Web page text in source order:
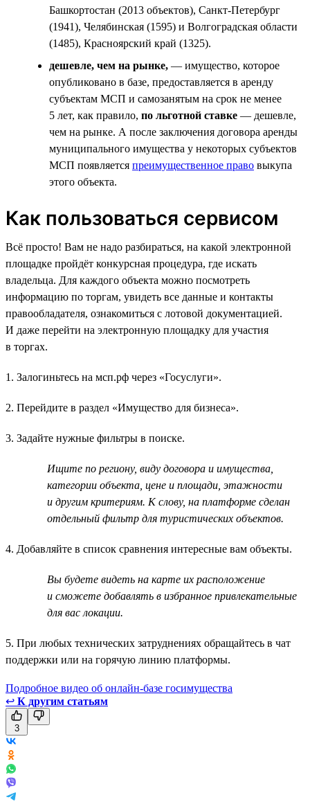
Башкортостан (2013 объектов), Санкт-Петербург
(1941), Челябинская (1595) и Волгоградская области
(1485), Красноярский край (1325).
дешевле, чем на рынке, — имущество, которое
опубликовано в базе, предоставляется в аренду
субъектам МСП и самозанятым на срок не менее
5 лет, как правило, по льготной ставке — дешевле,
чем на рынке. А после заключения договора аренды
муниципального имущества у некоторых субъектов
МСП появляется преимущественное право выкупа
этого объекта.
Как пользоваться сервисом
Всё просто! Вам не надо разбираться, на какой электронной
площадке пройдёт конкурсная процедура, где искать
владельца. Для каждого объекта можно посмотреть
информацию по торгам, увидеть все данные и контакты
правообладателя, ознакомиться с лотовой документацией.
И даже перейти на электронную площадку для участия
в торгах.
1. Залогиньтесь на мсп.рф через «Госуслуги».
2. Перейдите в раздел «Имущество для бизнеса».
3. Задайте нужные фильтры в поиске.
Ищите по региону, виду договора и имущества,
категории объекта, цене и площади, этажности
и другим критериям. К слову, на платформе сделан
отдельный фильтр для туристических объектов.
4. Добавляйте в список сравнения интересные вам объекты.
Вы будете видеть на карте их расположение
и сможете добавлять в избранное привлекательные
для вас локации.
5. При любых технических затруднениях обращайтесь в чат
поддержки или на горячую линию платформы.
Подробное видео об онлайн-базе госимущества
↩ К другим статьям
3